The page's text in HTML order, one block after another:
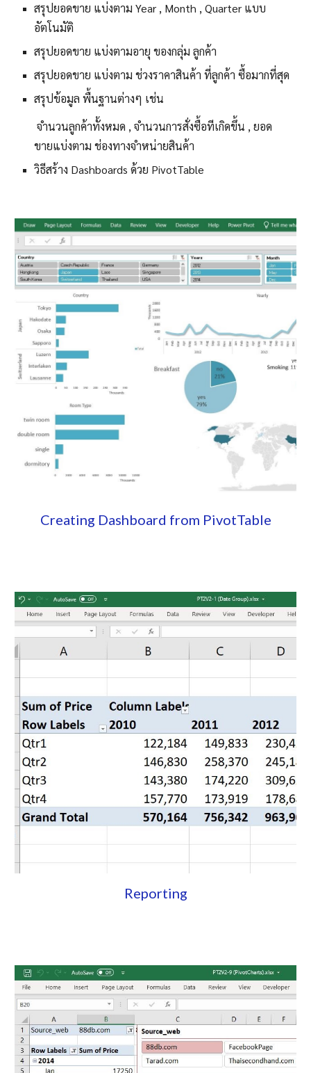
สรุปยอดขาย แบ่งตาม Year , Month , Quarter แบบ
อัตโนมัติ
สรุปยอดขาย แบ่งตามอายุ ของกลุ่ม ลูกค้า
สรุปยอดขาย แบ่งตาม ช่วงราคาสินค้า ที่ลูกค้า ซื้อมากที่สุด
สรุปข้อมูล พื้นฐานต่างๆ เช่น
จำนวนลูกค้าทั้งหมด , จำนวนการสั่งซื้อทีเกิดขึ้น , ยอด
ขายแบ่งตาม ช่องทางจำหน่ายสินค้า
วิธีสร้าง Dashboards ด้วย PivotTable
Creating Dashboard from PivotTable
Reporting